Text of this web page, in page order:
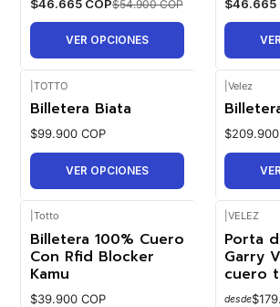
$46.665 COP$54.900 COP
VER OPCIONES
$46.665
TOTTO
Billetera Biata
$99.900 COP
VER OPCIONES
Velez
$209.900
Totto
Billetera 100% Cuero
Con Rfid Blocker
Kamu
$39.900 COP
VELEZ
Porta
Garry
cuero
desde